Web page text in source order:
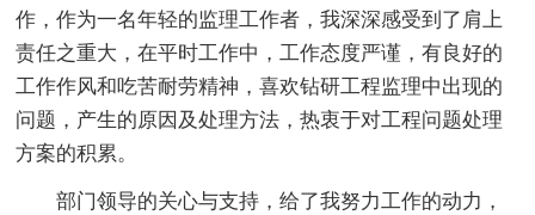
作，作为一名年轻的监理工作者，我深深感受到了肩上
责任之重大，在平时工作中，工作态度严谨，有良好的
工作作风和吃苦耐劳精神，喜欢钻研工程监理中出现的
问题，产生的原因及处理方法，热衷于对工程问题处理
方案的积累。
部门领导的关心与支持，给了我努力工作的动力，